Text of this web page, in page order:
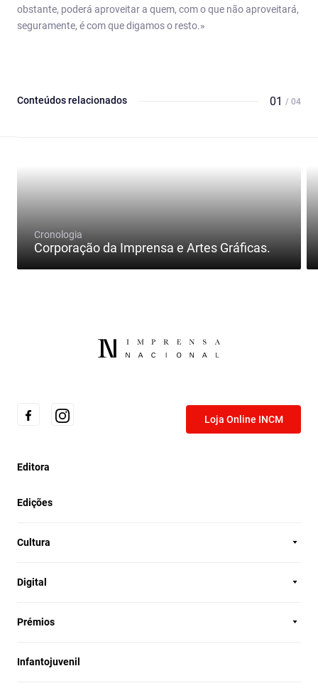
obstante, poderá aproveitar a quem, com o que não aproveitará,
seguramente, é com que digamos o resto.»
Conteúdos relacionados 01 / 04
Cronologia
Corporação da Imprensa e Artes Gráficas.
Loja Online INCM
Editora
Edições
Cultura
Digital
Prémios
Infantojuvenil